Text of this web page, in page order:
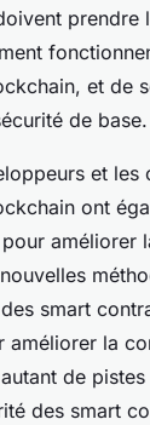
prendre
et de
de base.
et les
ont
améliorer
smart
améliorer la
de
des smart